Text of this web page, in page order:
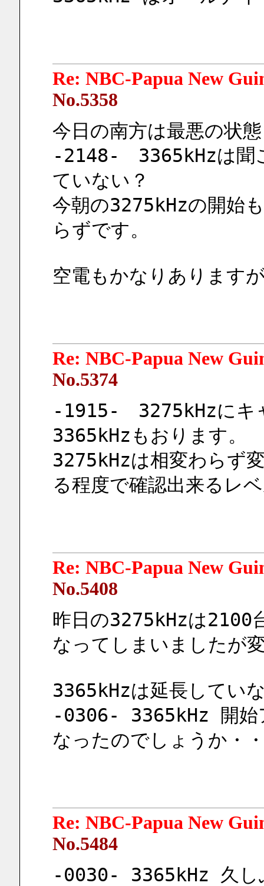
Re: NBC-Papua New
No.5358
今日の南方は最悪の状
-2148-　3365kHzは聞
ていない？
今朝の3275kHzの開始
らずです。
空電もかなりあります
Re: NBC-Papua New
No.5374
-1915-　3275kHzに
3365kHzもおります。
3275kHzは相変わらず
る程度で確認出来るレ
Re: NBC-Papua New
No.5408
昨日の3275kHzは2100
なってしまいましたが
3365kHzは延長してい
-0306- 3365kHz 開始
なったのでしょうか・
Re: NBC-Papua New
No.5484
-0030- 3365kHz 久し